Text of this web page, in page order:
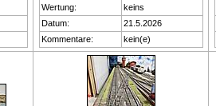
Wertung:
keins
Datum:
21.5.2026
Kommentare:
kein(e)